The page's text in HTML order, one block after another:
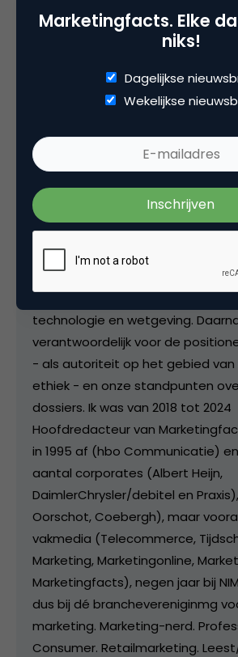
luuk ros
Team Lead Content &
Bij DDMA verantwoordelijk voor
het team dat het kennisaanbod
vereniging samenstelt, met een
congressen, kennissessies en
met onze commissies zorgen we
leden van DDMA altijd op de
technologie en wetgeving.
verantwoordelijk voor de
- als autoriteit op het gebied van
ethiek - en onze standpunten
dossiers. Ik was van 2018 tot 2024
Hoofdredacteur van
in 1995 af (hbo Communicatie)
aantal corporates (Albert Heijn,
DaimlerChrysler/debitel en
Oorschot, Coebergh), maar
vakmedia (Telecommerce,
Marketing, Marketingonline,
Marketingfacts), negen jaar bij
dus bij dé branchevereniginmg
marketing. Marketing-nerd.
Consumer. Retailmarketing.
Marketingfacts. Elke
niks!
Dagelijkse
Wekelijkse